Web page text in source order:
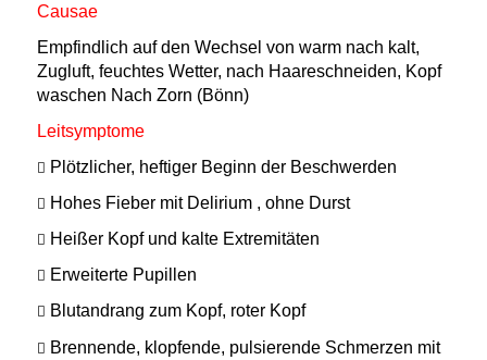
Causae
Empfindlich auf den Wechsel von warm nach kalt,
Zugluft, feuchtes Wetter, nach Haareschneiden, Kopf
waschen Nach Zorn (Bönn)
Leitsymptome
 Plötzlicher, heftiger Beginn der Beschwerden
 Hohes Fieber mit Delirium , ohne Durst
 Heißer Kopf und kalte Extremitäten
 Erweiterte Pupillen
 Blutandrang zum Kopf, roter Kopf
 Brennende, klopfende, pulsierende Schmerzen mit